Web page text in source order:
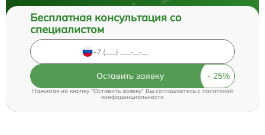
Бесплатная консультация со
специалистом
Оставить заявку
Нажимая на кнопку "Оставить заявку" Вы соглашаетесь cполитикой
конфиденциальности